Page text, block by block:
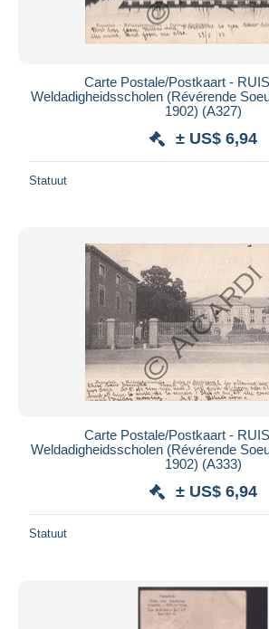
Carte Postale/Postkaart -
Weldadigheidsscholen (Révérende
1902) (A327)
± US$ 6,94
Statuut
Carte Postale/Postkaart -
Weldadigheidsscholen (Révérende
1902) (A333)
± US$ 6,94
Statuut